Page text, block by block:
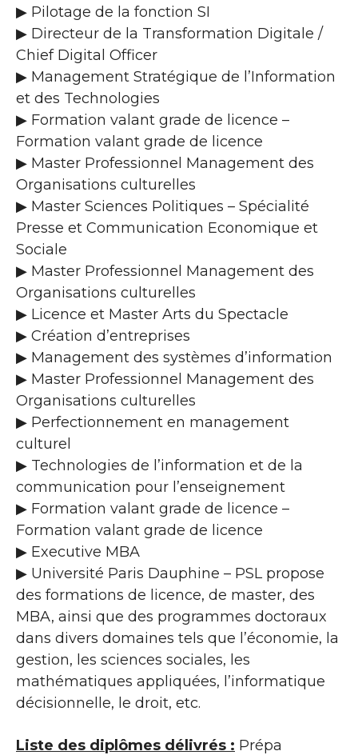
▶ Pilotage de la fonction SI
▶ Directeur de la Transformation Digitale /
Chief Digital Officer
▶ Management Stratégique de l’Information
et des Technologies
▶ Formation valant grade de licence –
Formation valant grade de licence
▶ Master Professionnel Management des
Organisations culturelles
▶ Master Sciences Politiques – Spécialité
Presse et Communication Economique et
Sociale
▶ Master Professionnel Management des
Organisations culturelles
▶ Licence et Master Arts du Spectacle
▶ Création d’entreprises
▶ Management des systèmes d’information
▶ Master Professionnel Management des
Organisations culturelles
▶ Perfectionnement en management
culturel
▶ Technologies de l’information et de la
communication pour l’enseignement
▶ Formation valant grade de licence –
Formation valant grade de licence
▶ Executive MBA
▶ Université Paris Dauphine – PSL propose
des formations de licence, de master, des
MBA, ainsi que des programmes doctoraux
dans divers domaines tels que l’économie, la
gestion, les sciences sociales, les
mathématiques appliquées, l’informatique
décisionnelle, le droit, etc.
Liste des diplômes délivrés : Prépa